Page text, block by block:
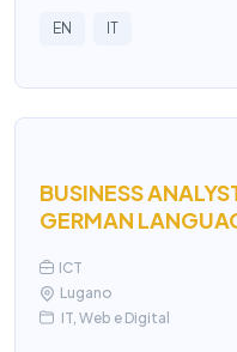
EN IT
BUSINESS
GERMAN
ICT
Lugano
IT, Web e Digital